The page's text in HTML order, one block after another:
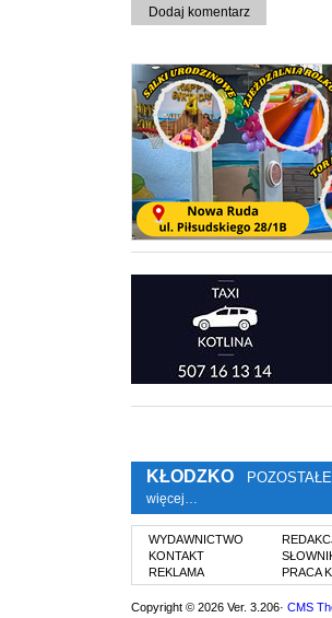
Dodaj komentarz
KŁODZKO POZOSTAŁE
więcej…
WYDAWNICTWO
KONTAKT
REKLAMA
PRACA
Copyright © 2026 Ver. 3.206· CMS